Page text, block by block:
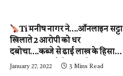
Ti मनीष नागर ने….ऑनलाइन सट्टा
खिलाते 2 आरोपी को धर
दबोचा….कब्जे से ढाई लाख के हिसाब-
किताब जब्त….देखें वीडियो
January 27, 2022 3 Mins Read